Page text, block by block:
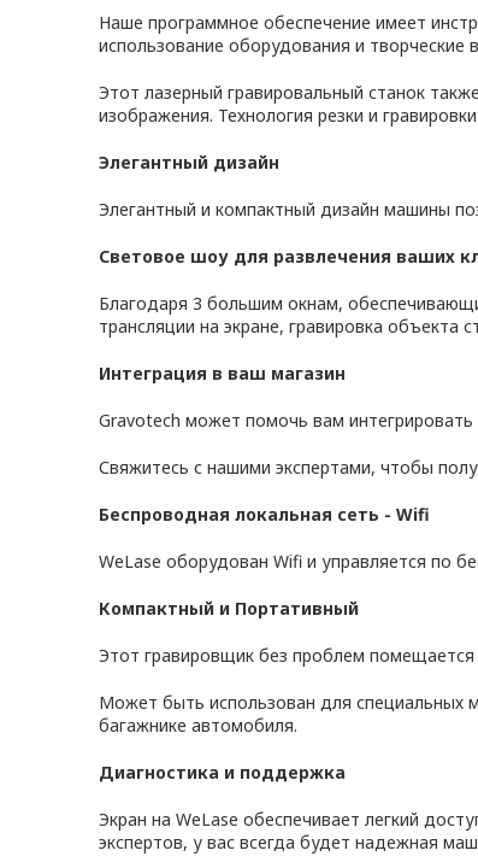
Наше программное обеспечение имеет
использование оборудования и
Этот лазерный гравировальный станок
изображения. Технология резки и
Элегантный дизайн
Элегантный и компактный дизайн машины
Световое шоу для развлечения ваших
Благодаря 3 большим окнам,
трансляции на экране, гравировка
Интеграция в ваш магазин
Gravotech может помочь вам
Свяжитесь с нашими экспертами, чтобы
Беспроводная локальная сеть - Wifi
WeLase оборудован Wifi и управляется по
Компактный и Портативный
Этот гравировщик без проблем помещается
Может быть использован для специальных
багажнике автомобиля.
Диагностика и поддержка
Экран на WeLase обеспечивает легкий
экспертов, у вас всегда будет надежная